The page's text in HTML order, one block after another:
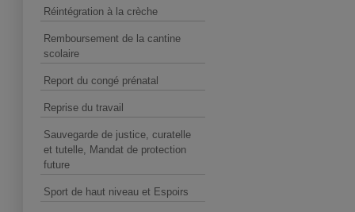
Réintégration à la crèche
Remboursement de la cantine
scolaire
Report du congé prénatal
Reprise du travail
Sauvegarde de justice, curatelle
et tutelle, Mandat de protection
future
Sport de haut niveau et Espoirs